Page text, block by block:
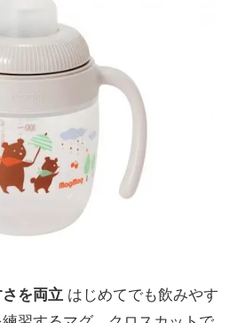
を両立 はじめてでも飲みやす